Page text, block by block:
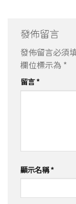
發佈留言
發佈留言必須
欄位標示為 *
留言*
顯示名稱*